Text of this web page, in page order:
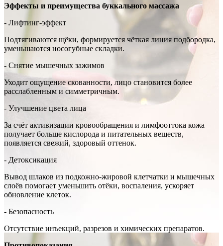
Эффекты и преимущества буккального массажа
- Лифтинг-эффект
Подтягиваются щёки, формируется чёткая линия подбородка,
уменьшаются носогубные складки.
- Снятие мышечных зажимов
Уходит ощущение скованности, лицо становится более
расслабленным и симметричным.
- Улучшение цвета лица
За счёт активизации кровообращения и лимфооттока кожа
получает больше кислорода и питательных веществ,
появляется свежий, здоровый оттенок.
- Детоксикация
Вывод шлаков из подкожно-жировой клетчатки и мышечных
слоёв помогает уменьшить отёки, воспаления, ускоряет
обновление клеток.
- Безопасность
Отсутствие инъекций, разрезов и химических препаратов.